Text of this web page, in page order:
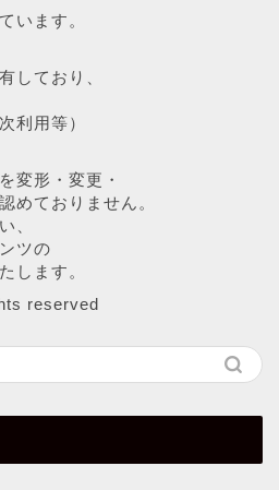
います。
しており、
利用等）
変形・変更・
めておりません。
、
ツの
します。
reserved